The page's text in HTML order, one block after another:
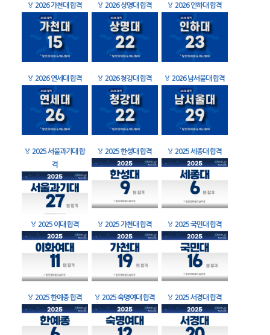
🏅 2026 가천대 합격 🏅 2026 상명대 합격 🏅 2026 인하대 합격
🏅 2026 연세대 합격 🏅 2026 청강대 합격 🏅 2026 남서울대 합격
🏅 2025 서울과기대 합
격
🏅 2025 한성대 합격 🏅 2025 세종대 합격
🏅 2025 이대 합격 🏅 2025 가천대 합격 🏅 2025 국민대 합격
🏅 2025 한예종 합격 🏅 2025 숙명여대 합격 🏅 2025 서경대 합격